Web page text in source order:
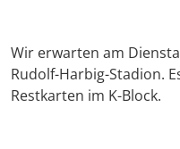
Wir erwarten am
Rudolf-Harbig-Stadion.
Restkarten im K-Block.